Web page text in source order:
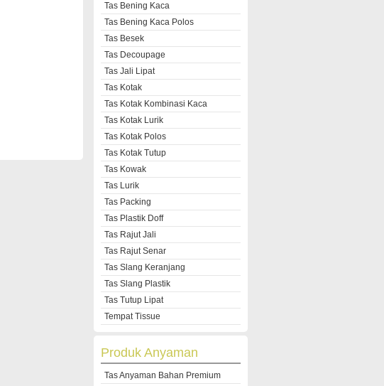
Tas Bening Kaca
Tas Bening Kaca Polos
Tas Besek
Tas Decoupage
Tas Jali Lipat
Tas Kotak
Tas Kotak Kombinasi Kaca
Tas Kotak Lurik
Tas Kotak Polos
Tas Kotak Tutup
Tas Kowak
Tas Lurik
Tas Packing
Tas Plastik Doff
Tas Rajut Jali
Tas Rajut Senar
Tas Slang Keranjang
Tas Slang Plastik
Tas Tutup Lipat
Tempat Tissue
Produk Anyaman
Tas Anyaman Bahan Premium